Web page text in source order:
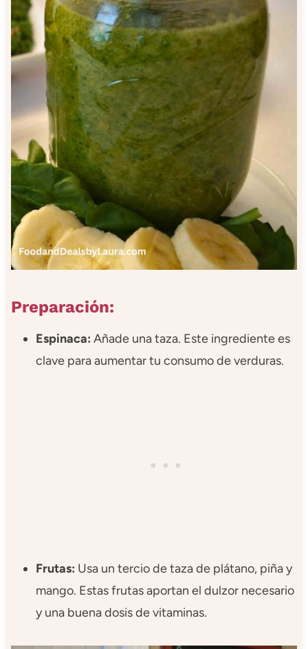
Preparación:
Espinaca: Añade una taza. Este ingrediente es
clave para aumentar tu consumo de verduras.
Frutas: Usa un tercio de taza de plátano, piña y
mango. Estas frutas aportan el dulzor necesario
y una buena dosis de vitaminas.